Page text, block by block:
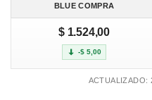
BLUE COMPRA
$ 1.524,00
-$ 5,00
ACTUALIZADO: